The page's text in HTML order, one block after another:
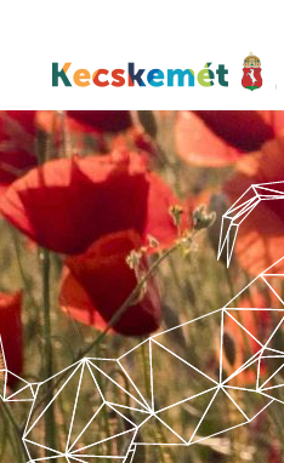
tartalomra
Kecskemét